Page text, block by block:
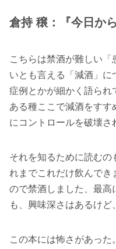
倉持 穣：『今日か
こちらは禁酒が難しい
いとも言える「減酒」
症例とかが細かく語られ
ある種ここで減酒をすす
にコントロールを破壊さ
それを知るために読むの
れまでこれだけ飲んでき
ので禁酒しました、最高
も、興味深さはあるけど
この本には怖さがあっ